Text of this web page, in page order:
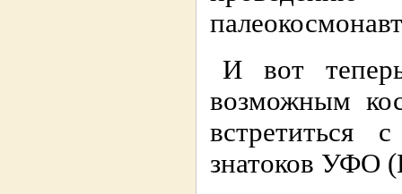
И вот
возможным
знатоков УФО